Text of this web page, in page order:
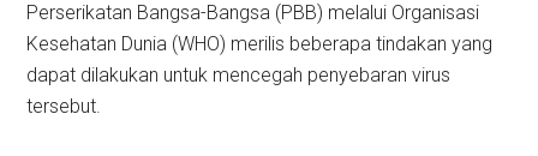
Perserikatan Bangsa-Bangsa (PBB) melalui Organisasi
Kesehatan Dunia (WHO) merilis beberapa tindakan yang
dapat dilakukan untuk mencegah penyebaran virus
tersebut.